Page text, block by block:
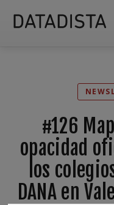
#126
opacidad
los
DANA en